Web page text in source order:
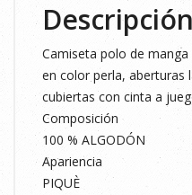
Descripción
Camiseta polo de
en color perla, aberturas
cubiertas con cinta a
Composición
100 % ALGODÓN
Apariencia
PIQUÈ